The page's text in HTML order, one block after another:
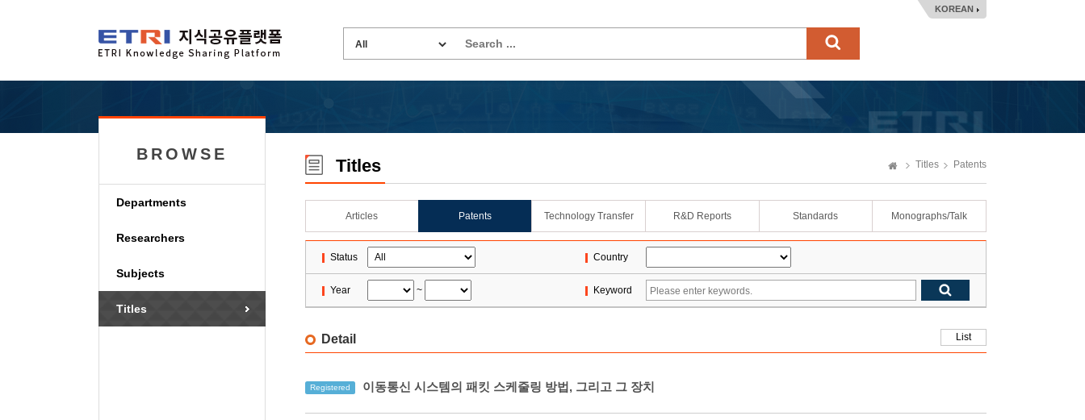
KOREAN
BROWSE
Departments
Researchers
Subjects
Titles
Titles Titles Patents
Articles Patents Technology Transfer R&D Reports Standards Monographs/Talk
Status Country
Year ~ Keyword
Detail List
Registered 이동통신 시스템의 패킷 스케줄링 방법, 그리고 그 장치